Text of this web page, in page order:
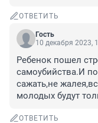
ОТВЕТИТЬ
Гость
10 декабря 2023,
Ребенок пошел
самоубийства.И
сажать,не
молодых будут
ОТВЕТИТЬ